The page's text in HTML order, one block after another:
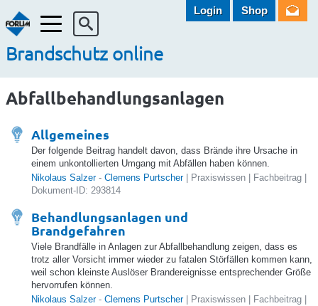
Menü
Brandschutz online
Login Shop
Abfallbehandlungsanlagen
Allgemeines
Der folgende Beitrag handelt davon, dass Brände ihre Ursache in
einem unkontollierten Umgang mit Abfällen haben können.
Nikolaus Salzer-Clemens Purtscher| Praxiswissen | Fachbeitrag |
Dokument-ID: 293814
Behandlungsanlagen und
Brandgefahren
Viele Brandfälle in Anlagen zur Abfallbehandlung zeigen, dass es
trotz aller Vorsicht immer wieder zu fatalen Störfällen kommen kann,
weil schon kleinste Auslöser Brandereignisse entsprechender Größe
hervorrufen können.
Nikolaus Salzer-Clemens Purtscher| Praxiswissen | Fachbeitrag |